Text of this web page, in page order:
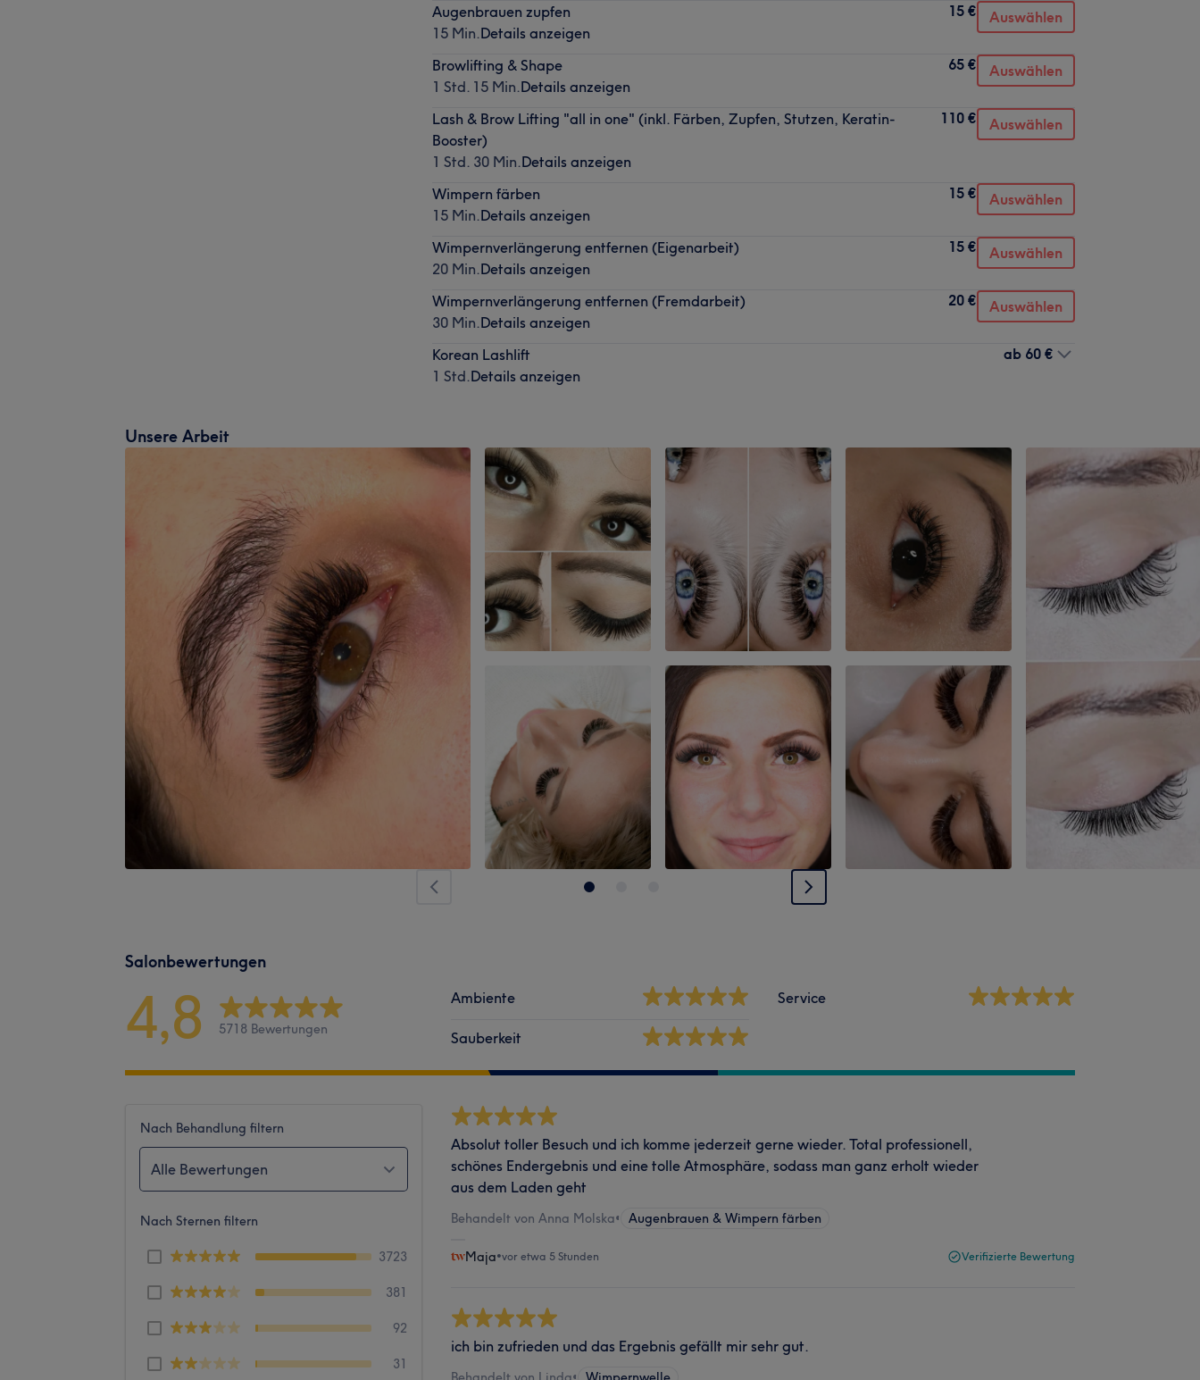
Augenbrauen zupfen
15 Min.Details anzeigen
15 € Auswählen
Browlifting & Shape
1 Std. 15 Min.Details anzeigen
65 € Auswählen
Lash & Brow Lifting "all in one" (inkl. Färben, Zupfen, Stutzen, Keratin-
Booster)
1 Std. 30 Min.Details anzeigen
110 € Auswählen
Wimpern färben
15 Min.Details anzeigen
15 € Auswählen
Wimpernverlängerung entfernen (Eigenarbeit)
20 Min.Details anzeigen
15 € Auswählen
Wimpernverlängerung entfernen (Fremdarbeit)
30 Min.Details anzeigen
20 € Auswählen
Korean Lashlift
1 Std.Details anzeigen
ab 60 €
Unsere Arbeit
Salonbewertungen
4,8 5718 Bewertungen
Ambiente
Sauberkeit
Service
Nach Behandlung filtern
Alle Bewertungen
Nach Sternen filtern
3723
381
92
31
Absolut toller Besuch und ich komme jederzeit gerne wieder. Total professionell,
schönes Endergebnis und eine tolle Atmosphäre, sodass man ganz erholt wieder
aus dem Laden geht
Behandelt von Anna Molska• Augenbrauen & Wimpern färben
Maja•vor etwa 5 Stunden Verifizierte Bewertung
ich bin zufrieden und das Ergebnis gefällt mir sehr gut.